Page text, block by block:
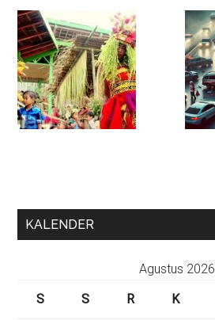
KALENDER
Agustus 2026
S
S R K